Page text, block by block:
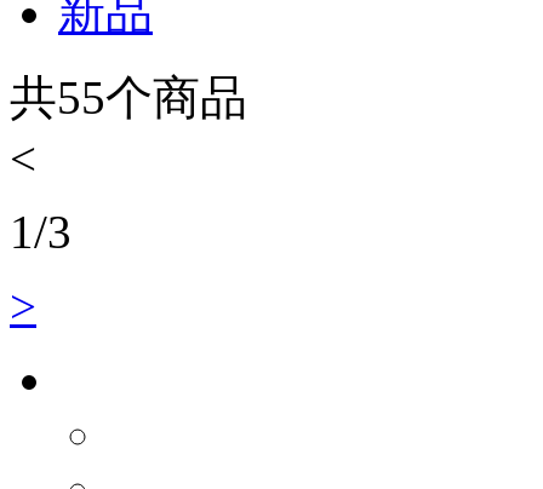
新品
共55个商品
<
1/3
>